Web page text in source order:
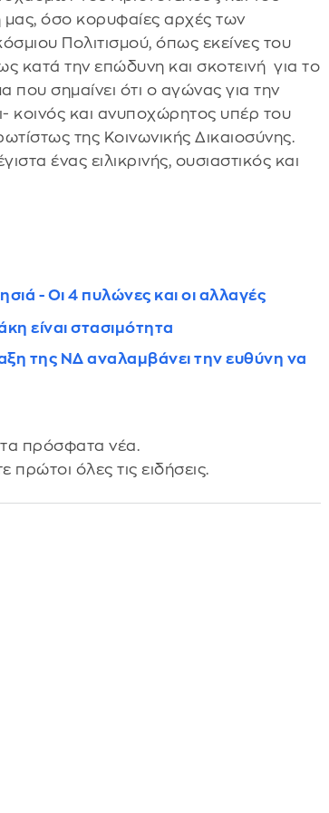
όσο κορυφαίες αρχές των
Πολιτισμού, όπως εκείνες του
κατά την επώδυνη και σκοτεινή για το
σημαίνει ότι ο αγώνας για την
κοινός και ανυποχώρητος υπέρ του
της Κοινωνικής Δικαιοσύνης.
ένας ειλικρινής, ουσιαστικός και
- Οι 4 πυλώνες και οι αλλαγές
είναι στασιμότητα
της ΝΔ αναλαμβάνει την ευθύνη να
τα πρόσφατα νέα.
πρώτοι όλες τις ειδήσεις.